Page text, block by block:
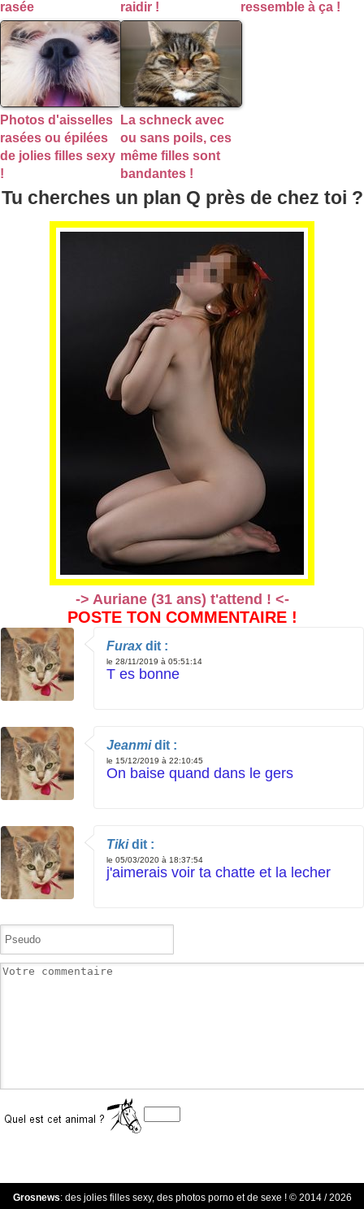
rasée
raidir !
ressemble à ça !
Photos d'aisselles
rasées ou épilées
de jolies filles sexy
!
La schneck avec
ou sans poils, ces
même filles sont
bandantes !
Tu cherches un plan Q près de chez toi ?
-> Auriane (31 ans) t'attend ! <-
POSTE TON COMMENTAIRE !
Furax dit :
le 28/11/2019 à 05:51:14
T es bonne
Jeanmidit :
le 15/12/2019 à 22:10:45
On baise quand dans le gers
Tiki dit :
le 05/03/2020 à 18:37:54
j'aimerais voir ta chatte et la lecher
Grosnews: des jolies filles sexy, des photos porno et de sexe ! © 2014 / 2026